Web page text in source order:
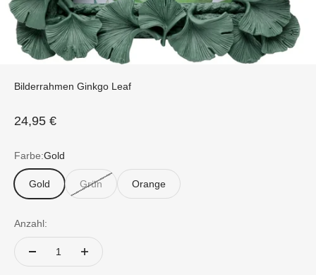
Bilderrahmen Ginkgo Leaf
Angebot
24,95 €
Farbe:Gold
Gold Grün Orange
Anzahl: